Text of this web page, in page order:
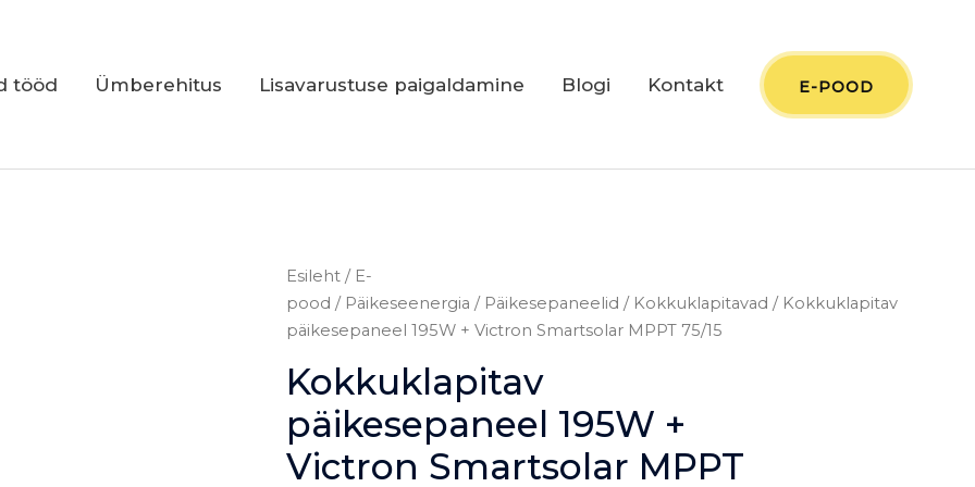
tööd Ümberehitus Lisavarustuse paigaldamine Blogi Kontakt E-POOD
Esileht / E-
pood / Päikeseenergia / Päikesepaneelid / Kokkuklapitavad / Kokkuklapitav
päikesepaneel 195W + Victron Smartsolar MPPT 75/15
Kokkuklapitav
päikesepaneel 195W +
Victron Smartsolar MPPT
Kokkuklapitav
päikesepaneel
195W
Victron
Smartsolar
MPPT
75/15